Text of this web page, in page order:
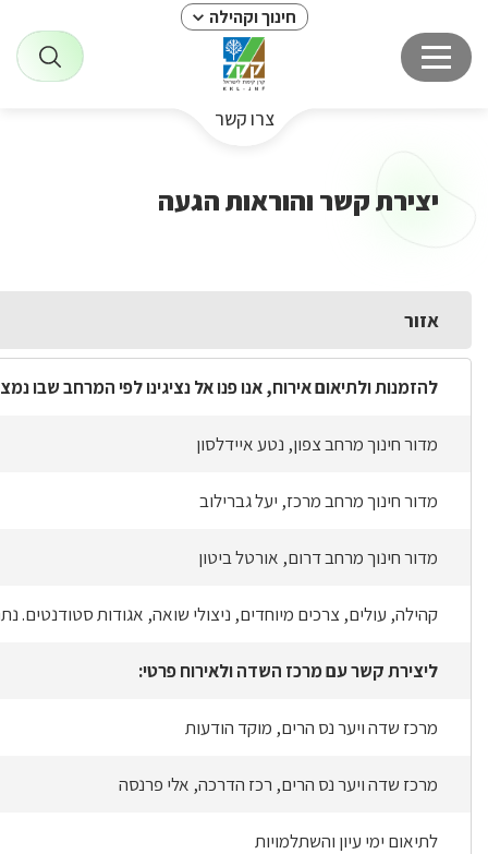
חינוך וקהילה
צרו קשר
יצירת קשר והוראות הגעה
אזור
להזמנות ולתיאום אירוח, אנו פנו אל נציגינו לפי המרחב שבו
מדור חינוך מרחב צפון, נטע איידלסון
מדור חינוך מרחב מרכז, יעל גברילוב
מדור חינוך מרחב דרום, אורטל ביטון
קהילה, עולים, צרכים מיוחדים, ניצולי שואה, אגודות סטודנטים.
ליצירת קשר עם מרכז השדה ולאירוח פרטי:
מרכז שדה ויער נס הרים, מוקד הודעות
מרכז שדה ויער נס הרים, רכז הדרכה, אלי פרנסה
לתיאום ימי עיון והשתלמויות